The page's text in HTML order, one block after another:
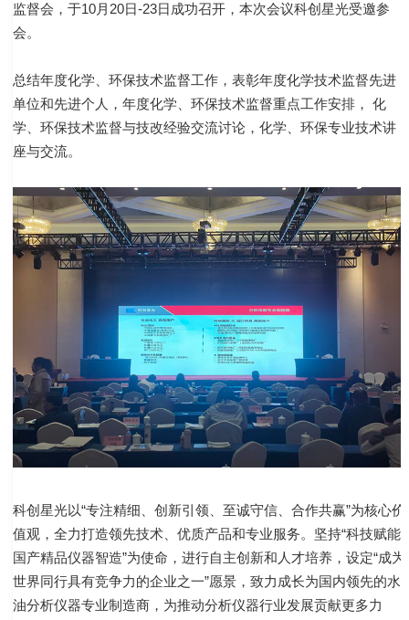
监督会，于10月20日-23日成功召开，本次会议科创星光受邀参
会。
总结年度化学、环保技术监督工作，表彰年度化学技术监督先进
单位和先进个人，年度化学、环保技术监督重点工作安排， 化
学、环保技术监督与技改经验交流讨论，化学、环保专业技术讲
座与交流。
科创星光以“专注精细、创新引领、至诚守信、合作共赢”为核心价
值观，全力打造领先技术、优质产品和专业服务。坚持“科技赋能
国产精品仪器智造”为使命，进行自主创新和人才培养，设定“成为
世界同行具有竞争力的企业之一”愿景，致力成长为国内领先的水
油分析仪器专业制造商，为推动分析仪器行业发展贡献更多力